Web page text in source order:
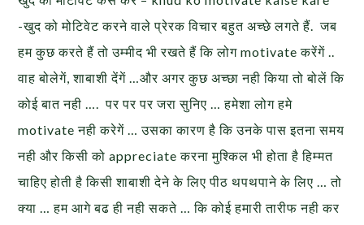
-खुद को मोटिवेट करने वाले प्रेरक विचार बहुत अच्छे लगते हैं. जब
हम कुछ करते हैं तो उम्मीद भी रखते हैं कि लोग motivate करेंगें ..
वाह बोलेगें, शाबाशी देंगें …और अगर कुछ अच्छा नही किया तो बोलें कि
कोई बात नही …. पर पर पर जरा सुनिए … हमेशा लोग हमे
motivate नही करेगें … उसका कारण है कि उनके पास इतना समय
नही और किसी को appreciate करना मुश्किल भी होता है हिम्मत
चाहिए होती है किसी शाबाशी देने के लिए पीठ थपथपाने के लिए … तो
क्या … हम आगे बढ ही नही सकते … कि कोई हमारी तारीफ नही कर